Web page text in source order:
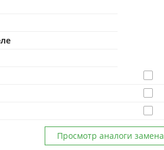
Просмотр аналоги замена